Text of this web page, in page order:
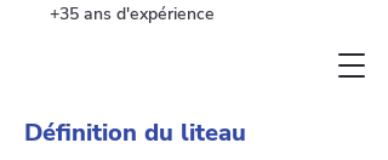
+35 ans d'expérience
Définition du liteau